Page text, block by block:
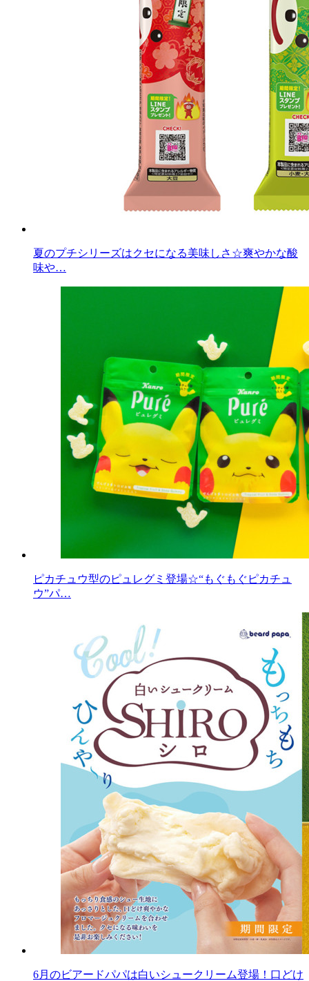
夏のプチシリーズはクセになる美味しさ☆爽やかな酸
味や…
ピカチュウ型のピュレグミ登場☆“もぐもぐピカチュ
ウ”パ…
6月のビアードパパは白いシュークリーム登場！口どけ